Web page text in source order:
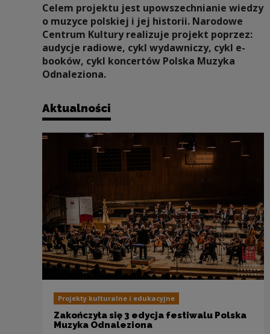
Celem projektu jest upowszechnianie wiedzy
o muzyce polskiej i jej historii. Narodowe
Centrum Kultury realizuje projekt poprzez:
audycje radiowe, cykl wydawniczy, cykl e-
booków, cykl koncertów Polska Muzyka
Odnaleziona.
Aktualności
Projekty kulturalne i edukacyjne
Zakończyła się 3 edycja festiwalu Polska
Muzyka Odnaleziona